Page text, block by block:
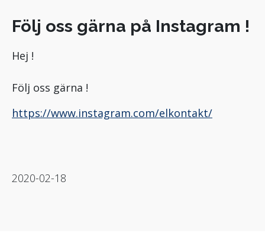
Följ oss gärna på Instagram !
Hej !
Följ oss gärna !
https://www.instagram.com/elkontakt/
2020-02-18